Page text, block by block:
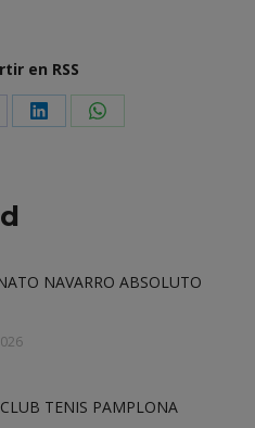
en RSS
Share Share
NAVARRO ABSOLUTO
TENIS PAMPLONA